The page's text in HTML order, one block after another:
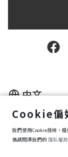
隱私權保護政策
資訊安全政策
中文
Cookie偏
我們使用Cookie技術，
情請閱讀我們的 隱私權